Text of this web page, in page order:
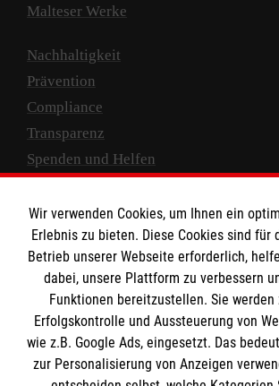
Malteser Werke
Nachhaltigkeit
Prävention
Compliance
Transparenz
Spenden und Helfen
Empfänger: Malteser Hilfsdienst e.V.
IBAN: DE10 3706 0120 1201 2000 12
BIC: GENODED 1PA7
Wir verwenden Cookies, um Ihnen ein
Erlebnis zu bieten. Diese Cookies sind für
Betrieb unserer Webseite erforderlich,
dabei, unsere Plattform zu verbessern
Funktionen bereitzustellen. Sie werden
Erfolgskontrolle und Aussteuerung von
wie z.B. Google Ads, eingesetzt. Das
zur Personalisierung von Anzeigen